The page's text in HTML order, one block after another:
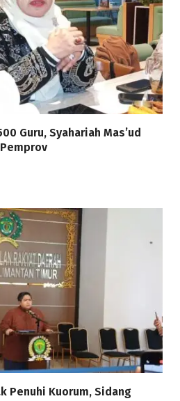
Guru, Syahariah Mas’ud
Penuhi Kuorum, Sidang